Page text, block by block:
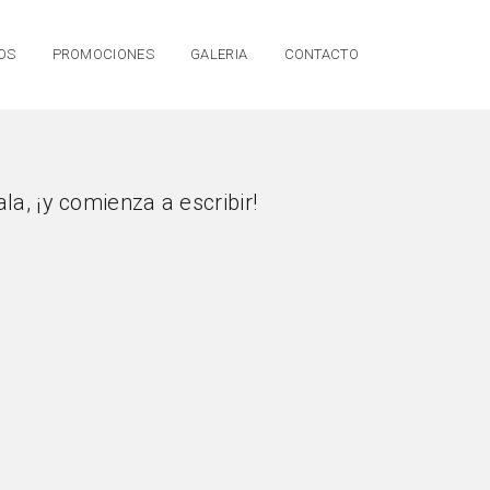
PROMOCIONES GALERIA CONTACTO
¡y comienza a escribir!